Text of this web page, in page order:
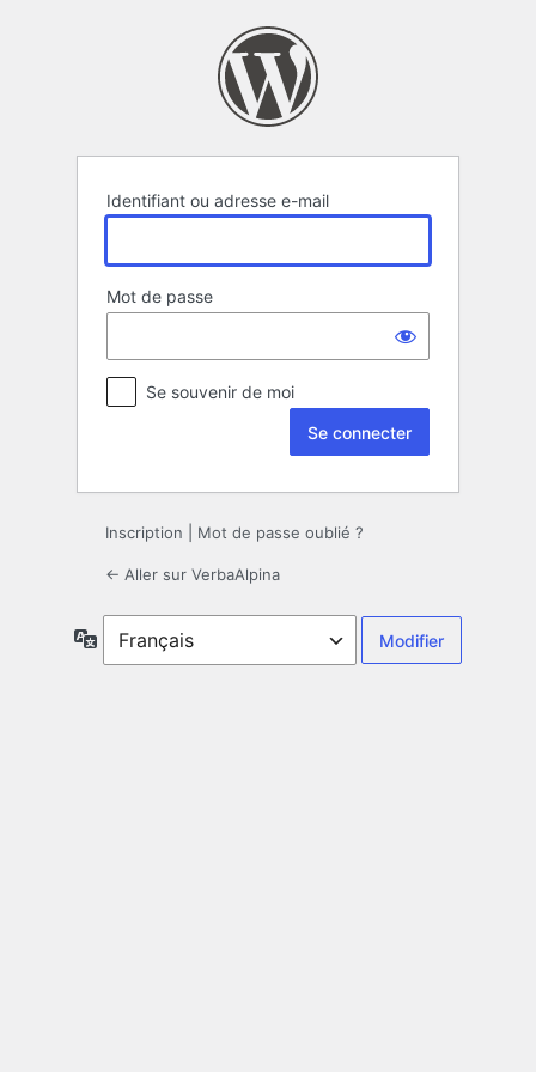
Identifiant ou adresse e-mail
Mot de passe
Se souvenir de moi
Inscription Mot de passe oublié ?
← Aller sur VerbaAlpina
Langue